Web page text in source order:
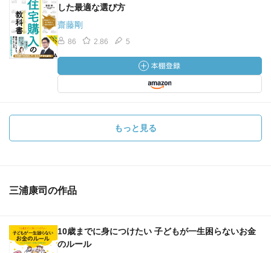
した最適な選び方
齋藤剛
86 2.86 5
もっと見る
三浦康司の作品
10歳までに身につけたい 子どもが一生困らないお金
のルール